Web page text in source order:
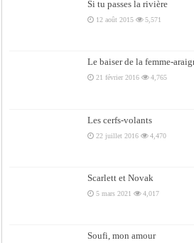
Si tu passes la rivière
12 août 2015 5,571
Le baiser de la femme-
21 février 2016 4,765
Les cerfs-volants
22 juillet 2016 4,470
Scarlett et Novak
5 mars 2021 4,017
Soufi, mon amour